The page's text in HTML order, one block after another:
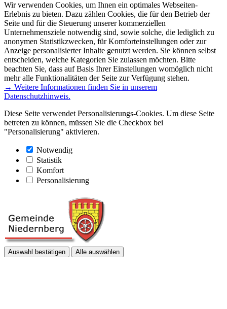
Wir verwenden Cookies, um Ihnen ein optimales Webseiten-
Erlebnis zu bieten. Dazu zählen Cookies, die für den Betrieb der
Seite und für die Steuerung unserer kommerziellen
Unternehmensziele notwendig sind, sowie solche, die lediglich zu
anonymen Statistikzwecken, für Komforteinstellungen oder zur
Anzeige personalisierter Inhalte genutzt werden. Sie können selbst
entscheiden, welche Kategorien Sie zulassen möchten. Bitte
beachten Sie, dass auf Basis Ihrer Einstellungen womöglich nicht
mehr alle Funktionalitäten der Seite zur Verfügung stehen.
→ Weitere Informationen finden Sie in unserem
Datenschutzhinweis.
Diese Seite verwendet Personalisierungs-Cookies. Um diese Seite
betreten zu können, müssen Sie die Checkbox bei
"Personalisierung" aktivieren.
Notwendig
Statistik
Komfort
Personalisierung
Auswahl bestätigen Alle auswählen